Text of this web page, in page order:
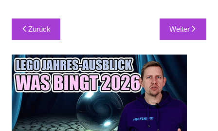
Beitragsnavigation
Zurück Weiter